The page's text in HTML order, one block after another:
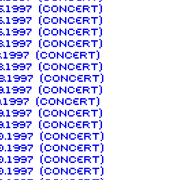
(concert)
(concert)
(concert)
(concert)
(concert)
(concert)
(concert)
(concert)
(concert)
(concert)
(concert)
(concert)
(concert)
(concert)
(concert)